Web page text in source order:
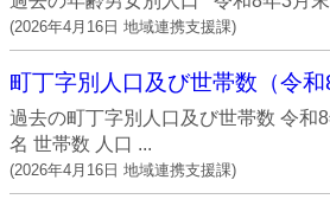
(2026年4月16日 地域連携支援課)
町丁字別人口及び世帯数（令和
過去の町丁字別人口及び世帯数 令和
名 世帯数 人口 ...
(2026年4月16日 地域連携支援課)